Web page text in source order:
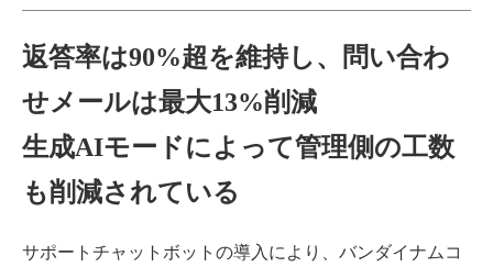
返答率は90%超を維持し、問い合わ
せメールは最大13%削減
生成AIモードによって管理側の工数
も削減されている
サポートチャットボットの導入により、バンダイナムコ